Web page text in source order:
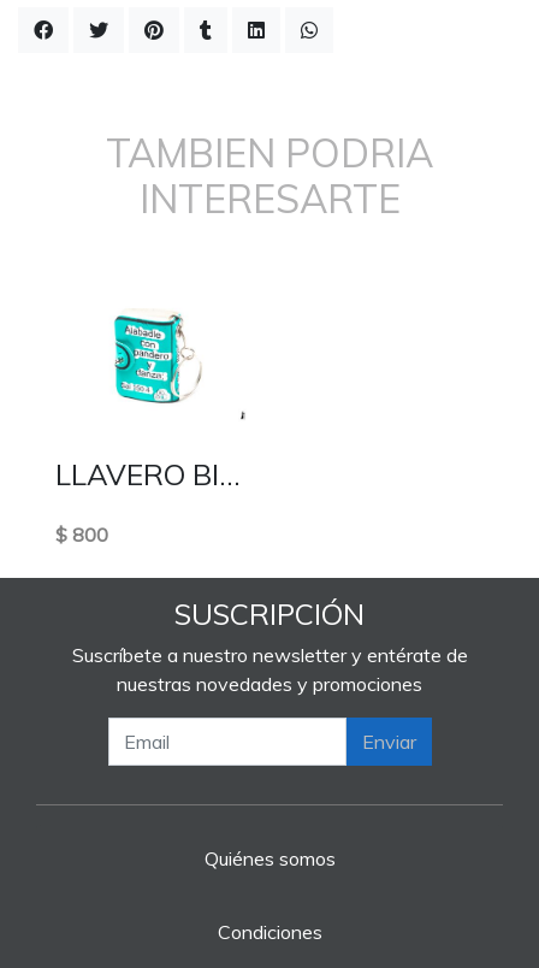
TAMBIEN PODRIA
INTERESARTE
LLAVERO BIBLIA
$ 800
SUSCRIPCIÓN
Suscríbete a nuestro newsletter y entérate de
nuestras novedades y promociones
Enviar
Quiénes somos
Condiciones